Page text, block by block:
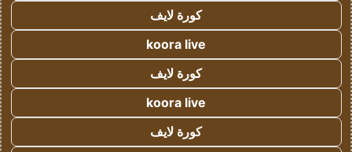
كورة لايف
koora live
كورة لايف
koora live
كورة لايف